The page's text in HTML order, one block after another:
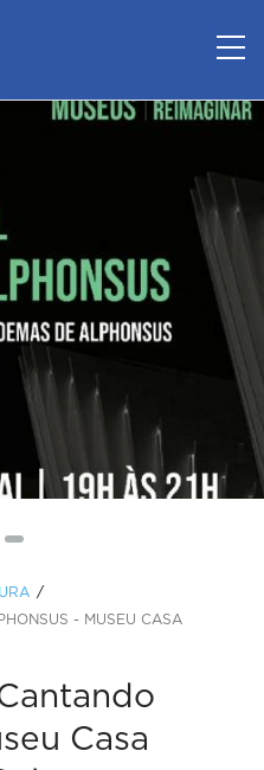
- MUSEU CASA
Casa